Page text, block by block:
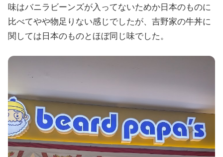
味はバニラビーンズが入ってないためか日本のものに
比べてやや物足りない感じでしたが、吉野家の牛丼に
関しては日本のものとほぼ同じ味でした。